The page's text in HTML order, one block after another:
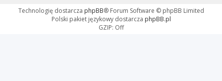
Technologię dostarcza phpBB® Forum Software © phpBB Limited
Polski pakiet językowy dostarcza phpBB.pl
GZIP: Off